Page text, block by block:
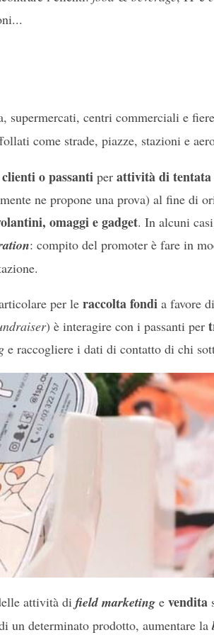
supermercati, centri commerciali e
come strade, piazze, stazioni e
o passanti perattività di tentata
ne propone una prova) al fine di
omaggi e gadget. In alcuni
: compito del promoter è fare in
per le raccolta fondi a favore di
) è interagire con i passanti per
e raccogliere i dati di contatto di chi
attività difield marketinge vendita
un determinato prodotto, aumentare la